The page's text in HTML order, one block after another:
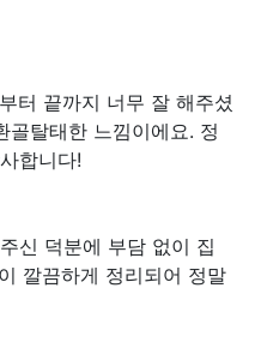
터 끝까지 너무 잘 해주셨
골탈태한 느낌이에요. 정
합니다!
신 덕분에 부담 없이 집
깔끔하게 정리되어 정말